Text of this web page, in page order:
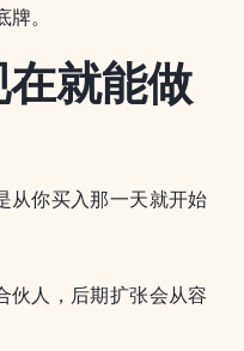
。
就能做
从你买入那一天就开始
伙人，后期扩张会从容